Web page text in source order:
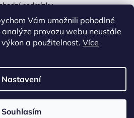
Vám umožnili pohodlné
provozu webu neustále
a použitelnost. Více
Nastavení
Souhlasím
podmínky
osobních údajů
a platba
a reklamace zboží
| Vytvořil Shoptet